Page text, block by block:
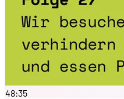
48:35